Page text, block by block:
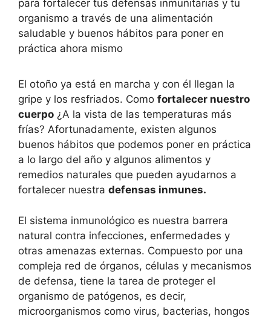
para fortalecer tus defensas inmunitarias y tu
organismo a través de una alimentación
saludable y buenos hábitos para poner en
práctica ahora mismo
El otoño ya está en marcha y con él llegan la
gripe y los resfriados. Como fortalecer nuestro
cuerpo ¿A la vista de las temperaturas más
frías? Afortunadamente, existen algunos
buenos hábitos que podemos poner en práctica
a lo largo del año y algunos alimentos y
remedios naturales que pueden ayudarnos a
fortalecer nuestra defensas inmunes.
El sistema inmunológico es nuestra barrera
natural contra infecciones, enfermedades y
otras amenazas externas. Compuesto por una
compleja red de órganos, células y mecanismos
de defensa, tiene la tarea de proteger el
organismo de patógenos, es decir,
microorganismos como virus, bacterias, hongos